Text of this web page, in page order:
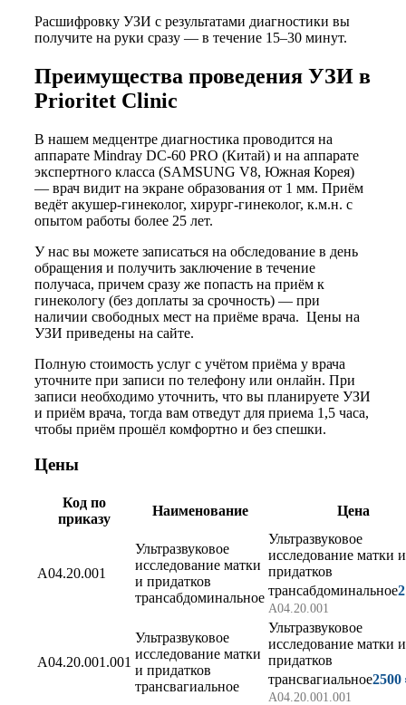
Расшифровку УЗИ с результатами диагностики вы
получите на руки сразу — в течение 15–30 минут.
Преимущества проведения УЗИ в
Prioritet Clinic
В нашем медцентре диагностика проводится на
аппарате Mindray DC-60 PRO (Китай) и на аппарате
экспертного класса (SAMSUNG V8, Южная Корея)
— врач видит на экране образования от 1 мм. Приём
ведёт акушер-гинеколог, хирург-гинеколог, к.м.н. с
опытом работы более 25 лет.
У нас вы можете записаться на обследование в день
обращения и получить заключение в течение
получаса, причем сразу же попасть на приём к
гинекологу (без доплаты за срочность) — при
наличии свободных мест на приёме врача. Цены на
УЗИ приведены на сайте.
Полную стоимость услуг с учётом приёма у врача
уточните при записи по телефону или онлайн. При
записи необходимо уточнить, что вы планируете УЗИ
и приём врача, тогда вам отведут для приема 1,5 часа,
чтобы приём прошёл комфортно и без спешки.
Цены
Код по
приказу
Наименование Цена
А04.20.001
Ультразвуковое
исследование матки
и придатков
трансабдоминальное
Ультразвуковое
исследование матки и
придатков
трансабдоминальное
А04.20.001
А04.20.001.001
Ультразвуковое
исследование матки
и придатков
трансвагиальное
Ультразвуковое
исследование матки и
придатков
трансвагиальное2500
А04.20.001.001